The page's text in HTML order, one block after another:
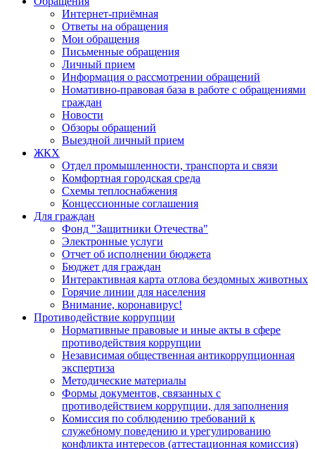
Интернет-приёмная
Ответы на обращения
Мои обращения
Письменные обращения
Личный прием
Информация о рассмотрении обращений
Номативно-правовая база в работе с обращениями
граждан
Новости
Обзоры обращений
Выездной личный прием
ЖКХ
Отдел промышленности, транспорта и связи
Комфортная городская среда
Схемы теплоснабжения
Концессионные соглашения
Для граждан
Фонд "Защитники Отечества"
Электронные услуги
Отчет об исполнении бюджета
Бюджет для граждан
Интерактивная карта отлова бездомных животных
Горячие линии для населения
Внимание, коронавирус!
Противодействие коррупции
Нормативные правовые и иные акты в сфере
противодействия коррупции
Независимая общественная антикоррупционная
экспертиза
Методические материалы
Формы документов, связанных с
противодействием коррупции, для заполнения
Комиссия по соблюдению требований к
служебному поведению и урегулированию
конфликта интересов (аттестационная комиссия)